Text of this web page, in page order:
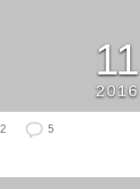
11
2016
5